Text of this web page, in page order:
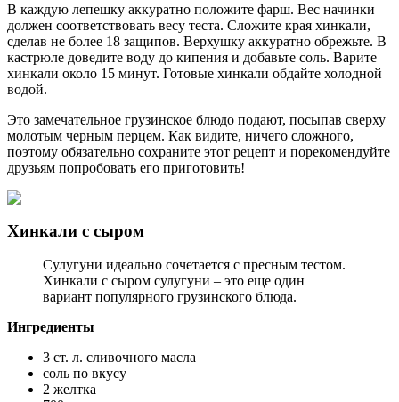
В каждую лепешку аккуратно положите фарш. Вес начинки
должен соответствовать весу теста. Сложите края хинкали,
сделав не более 18 защипов. Верхушку аккуратно обрежьте. В
кастрюле доведите воду до кипения и добавьте соль. Варите
хинкали около 15 минут. Готовые хинкали обдайте холодной
водой.
Это замечательное грузинское блюдо подают, посыпав сверху
молотым черным перцем. Как видите, ничего сложного,
поэтому обязательно сохраните этот рецепт и порекомендуйте
друзьям попробовать его приготовить!
Хинкали с сыром
Сулугуни идеально сочетается с пресным тестом.
Хинкали с сыром сулугуни – это еще один
вариант популярного грузинского блюда.
Ингредиенты
3 ст. л. сливочного масла
соль по вкусу
2 желтка